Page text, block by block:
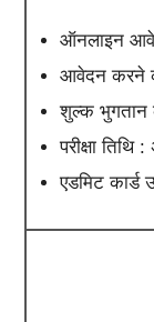
ऑनलाइन
आवेदन करने
शुल्क भुगतान
परीक्षा
एडमिट कार्ड